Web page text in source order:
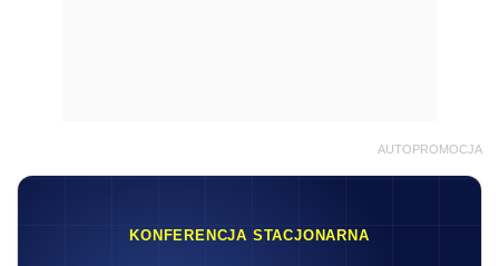
AUTOPROMOCJA
KONFERENCJA STACJONARNA